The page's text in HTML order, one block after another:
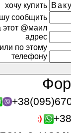
хочу купить
сообщить
этот @маил
адрес
или по этому
телефону